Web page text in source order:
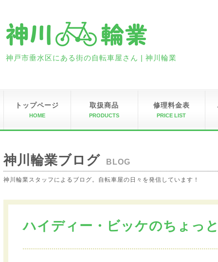
神戸市垂水区にある街の自転車屋さん | 神川輪業
トップページ
HOME
取扱商品
PRODUCTS
修理料金表
PRICE LIST
神川輪業ブログ BLOG
神川輪業スタッフによるブログ。自転車屋の日々を発信しています！
ハイディー・ビッケのちょっ